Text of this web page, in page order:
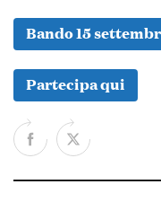
Chi siamo
Storia della Fondazione
Bando 15
Partecipa qui